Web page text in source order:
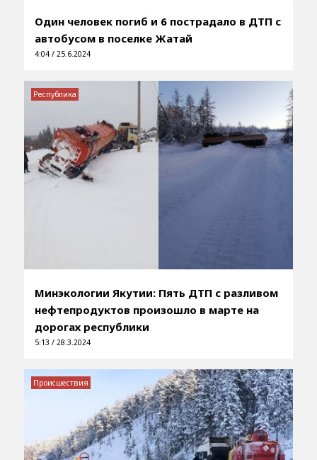
Один человек погиб и 6 пострадало в ДТП с
автобусом в поселке Жатай
4:04 / 25.6.2024
Минэкологии Якутии: Пять ДТП с разливом
нефтепродуктов произошло в марте на
дорогах республики
5:13 / 28.3.2024
Республика
Происшествия